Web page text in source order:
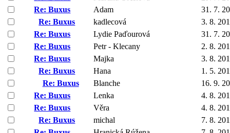
Re: Buxus
Adam
31. 7.
Re: Buxus
kadlecová
3. 8.
Re: Buxus
Lydie Paďourová
31. 7.
Re: Buxus
Petr - Klecany
2. 8.
Re: Buxus
Majka
3. 8.
Re: Buxus
Hana
1. 5.
Re: Buxus
Blanche
16. 9.
Re: Buxus
Lenka
4. 8.
Re: Buxus
Věra
4. 8.
Re: Buxus
michal
7. 8.